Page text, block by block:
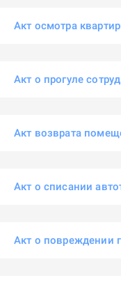
Акт осмотра
Акт о прогуле
Акт возврата
Акт о списании
Акт о повреждении